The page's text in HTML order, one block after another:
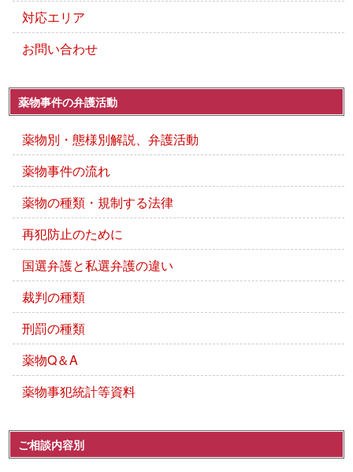
対応エリア
お問い合わせ
薬物事件の弁護活動
薬物別・態様別解説、弁護活動
薬物事件の流れ
薬物の種類・規制する法律
再犯防止のために
国選弁護と私選弁護の違い
裁判の種類
刑罰の種類
薬物Q＆A
薬物事犯統計等資料
ご相談内容別